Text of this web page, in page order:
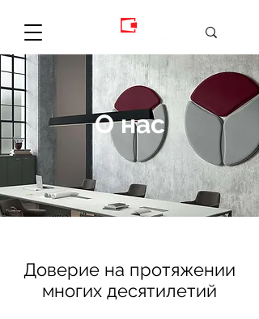
О нас
Доверие на протяжении
многих десятилетий